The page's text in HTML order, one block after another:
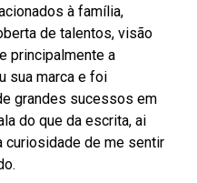
à família,
de talentos, visão
principalmente a
sua marca e foi
grandes sucessos em
do que da escrita, ai
curiosidade de me sentir